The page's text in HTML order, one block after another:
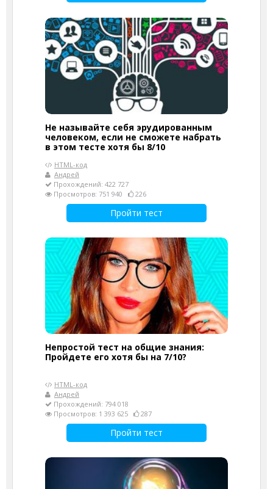
Не называйте себя эрудированным
человеком, если не сможете набрать
в этом тесте хотя бы 8/10
HTML-код
Андрей
Прохождений: 422 727
Просмотров: 751 940
226
Пройти тест
Непростой тест на общие знания:
Пройдете его хотя бы на 7/10?
HTML-код
Андрей
Прохождений: 794 018
Просмотров: 1 393 625
287
Пройти тест